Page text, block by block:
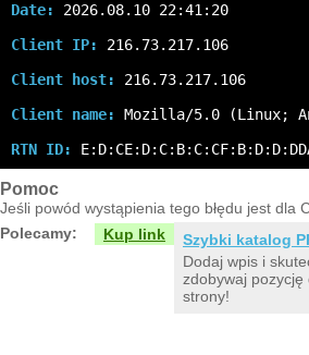
Date:
2026.08.10 22:41:20
Client IP:
216.73.217.106
Client host:
216.73.217.106
Client name:
Mozilla/5.0 (Linux;
RTN ID:
Pomoc
Jeśli powód wystąpienia tego błędu jest dla
Polecamy:
Kup link
Szybki katalog
Dodaj wpis i
zdobywaj pozycję
strony!